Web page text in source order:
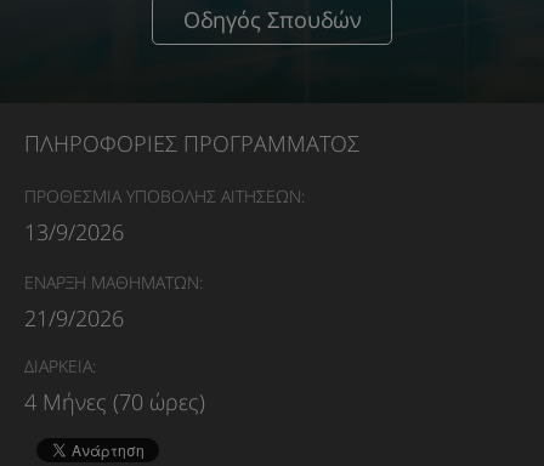
Οδηγός Σπουδών
ΠΛΗΡΟΦΟΡΙΕΣ ΠΡΟΓΡΑΜΜΑΤΟΣ
ΠΡΟΘΕΣΜΙΑ ΥΠΟΒΟΛΗΣ ΑΙΤΗΣΕΩΝ:
13/9/2026
ΕΝΑΡΞΗ ΜΑΘΗΜΑΤΩΝ:
21/9/2026
ΔΙΑΡΚΕΙΑ:
4 Μήνες (70 ώρες)